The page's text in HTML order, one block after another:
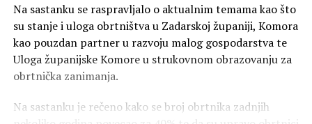
Na sastanku se raspravljalo o aktualnim temama kao što
su stanje i uloga obrtništva u Zadarskoj županiji, Komora
kao pouzdan partner u razvoju malog gospodarstva te
Uloga županijske Komore u strukovnom obrazovanju za
obrtnička zanimanja.
Na sastanku je rečeno kako se broj obrtnika zadnjih